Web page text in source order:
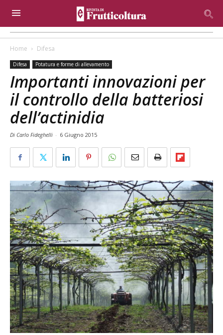
Home Difesa
Difesa Potatura e forme di allevamento
Importanti innovazioni per
il controllo della batteriosi
dell’actinidia
Di Carlo Fideghelli - 6 Giugno 2015